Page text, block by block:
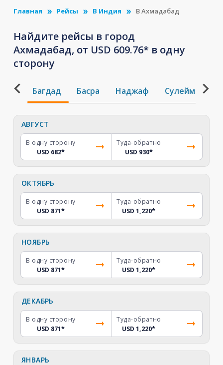
Главная Рейсы В Индия В Ахмадабад
Найдите рейсы в город
Ахмадабад, от USD 609.76* в одну
сторону
Багдад Басра Наджаф Сулеймания
АВГУСТ
В одну сторону
USD 682*
Туда-обратно
USD 930*
ОКТЯБРЬ
В одну сторону
USD 871*
Туда-обратно
USD 1,220*
НОЯБРЬ
В одну сторону
USD 871*
Туда-обратно
USD 1,220*
ДЕКАБРЬ
В одну сторону
USD 871*
Туда-обратно
USD 1,220*
ЯНВАРЬ